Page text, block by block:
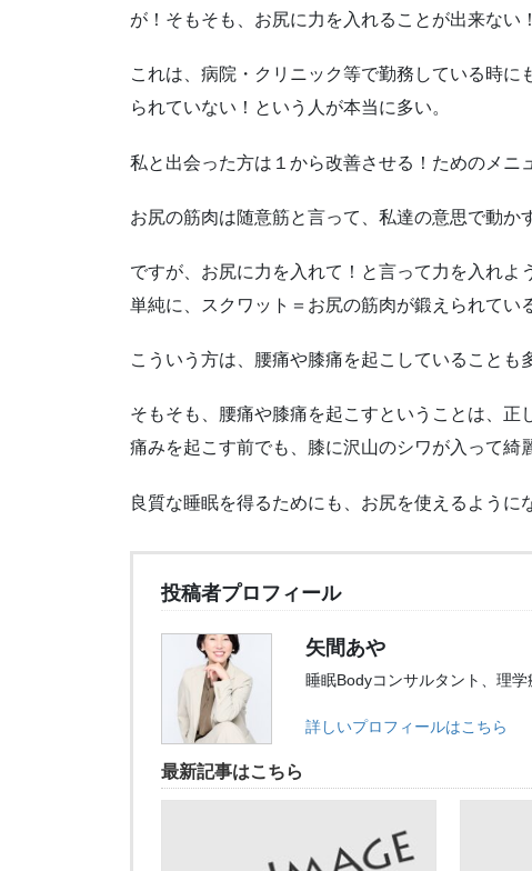
が！そもそも、お尻に力を入れることが出来ない
これは、病院・クリニック等で勤務している時
られていない！という人が本当に多い。
私と出会った方は１から改善させる！ためのメニ
お尻の筋肉は随意筋と言って、私達の意思で動か
ですが、お尻に力を入れて！と言って力を入れよ
単純に、スクワット＝お尻の筋肉が鍛えられてい
こういう方は、腰痛や膝痛を起こしていることも
そもそも、腰痛や膝痛を起こすということは、正
痛みを起こす前でも、膝に沢山のシワが入って綺
良質な睡眠を得るためにも、お尻を使えるように
投稿者プロフィール
矢間あや
睡眠Bodyコンサルタント、理
詳しいプロフィールはこちら
最新記事はこちら